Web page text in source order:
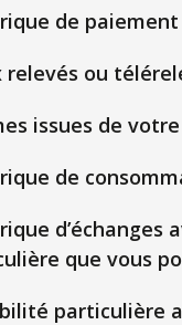
de paiement
relevés ou
issues de
de
que vous
particulière